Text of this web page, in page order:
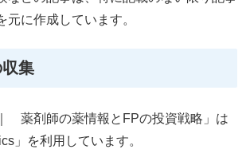
元に作成しています。
集
薬剤師の薬情報とFPの投資戦略」は
」を利用しています。